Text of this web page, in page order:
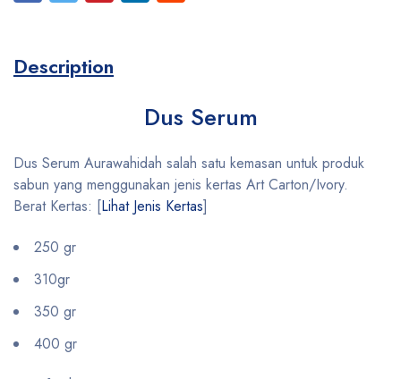
Description
Dus Serum
Dus Serum Aurawahidah salah satu kemasan untuk produk
sabun yang menggunakan jenis kertas Art Carton/Ivory.
Berat Kertas: [Lihat Jenis Kertas]
250 gr
310gr
350 gr
400 gr